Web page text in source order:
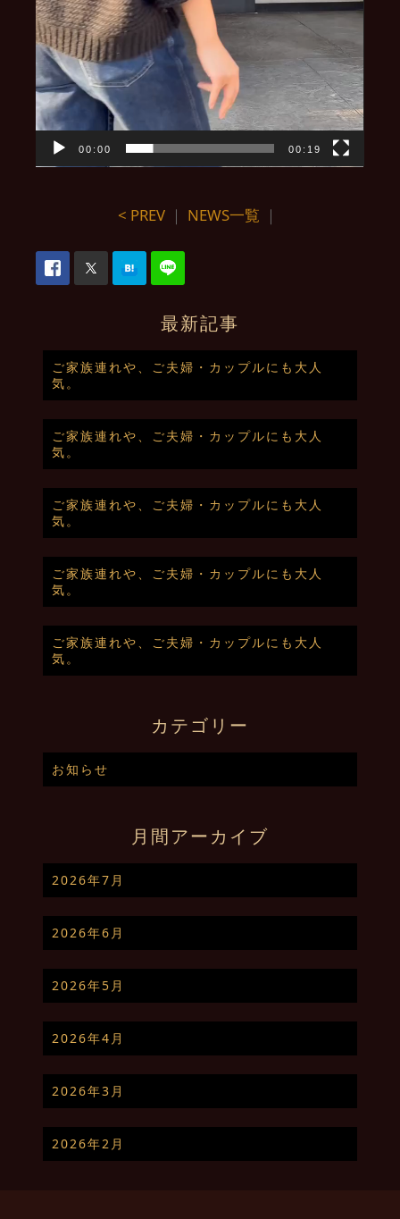
00:00 00:19
< PREV ｜ NEWS一覧 ｜
最新記事
ご家族連れや、ご夫婦・カップルにも大人
気。
ご家族連れや、ご夫婦・カップルにも大人
気。
ご家族連れや、ご夫婦・カップルにも大人
気。
ご家族連れや、ご夫婦・カップルにも大人
気。
ご家族連れや、ご夫婦・カップルにも大人
気。
カテゴリー
お知らせ
月間アーカイブ
2026年7月
2026年6月
2026年5月
2026年4月
2026年3月
2026年2月